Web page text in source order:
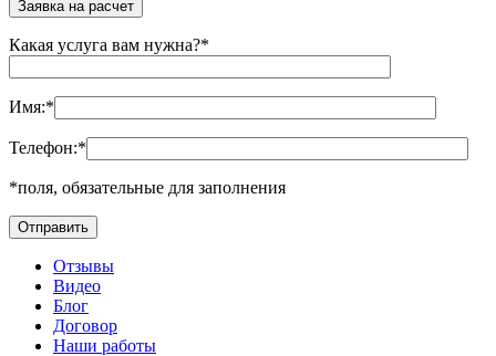
Заявка на расчет
Какая услуга вам нужна?*
Имя:*
Телефон:*
*поля, обязательные для заполнения
Отзывы
Видео
Блог
Договор
Наши работы